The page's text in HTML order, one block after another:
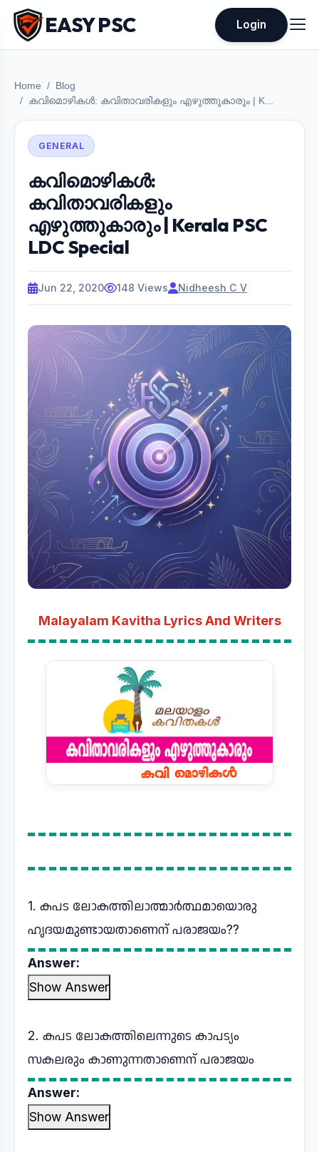
EASY PSC Login
Home
Blog
കവിമൊഴികൾ: കവിതാവരികളും എഴുത്തുകാരും | K...
GENERAL
കവിമൊഴികൾ:
കവിതാവരികളും
എഴുത്തുകാരും | Kerala PSC
LDC Special
Jun 22, 2020 148 Views Nidheesh C V
Malayalam Kavitha Lyrics And Writers
1. കപട ലോകത്തിലാത്മാർത്ഥമായൊരു
ഹൃദയമുണ്ടായതാണെന് പരാജയം??
Answer:
Show Answer
2. കപട ലോകത്തിലെന്നുടെ കാപട്യം
സകലരും കാണുന്നതാണെന് പരാജയം
Answer:
Show Answer